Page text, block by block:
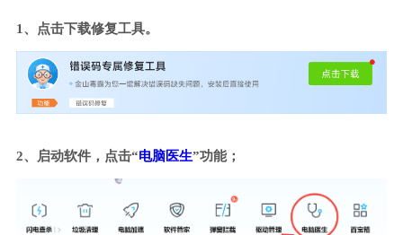
1、点击下载修复工具。
2、启动软件，点击“电脑医生”功能；